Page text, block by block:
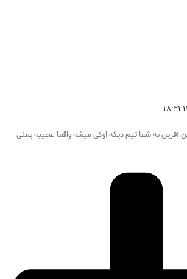
آفرین به شما تیم دیگه اوکی میشه واقعا عجیبه یعنی